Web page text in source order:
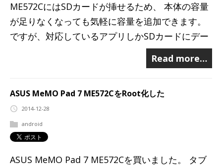
ME572CにはSDカードが挿せるため、 本体の容量
が足りなくなっても気軽に容量を追加できます。
ですが、対応しているアプリしかSDカードにデー
Read more…
ASUS MeMO Pad 7 ME572CをRoot化した
2014-12-28
android
ASUS MeMO Pad 7 ME572Cを買いました。 タブ